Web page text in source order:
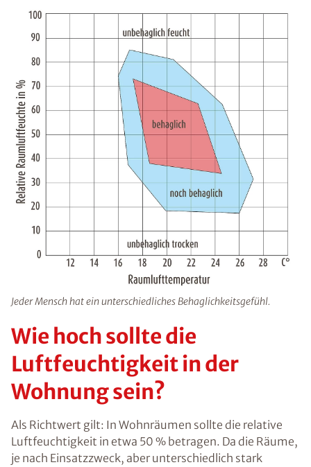
Jeder Mensch hat ein unterschiedliches Behaglichkeitsgefühl.
Wie hoch sollte die
Luftfeuchtigkeit in der
Wohnung sein?
Als Richtwert gilt: In Wohnräumen sollte die relative
Luftfeuchtigkeit in etwa 50 % betragen. Da die Räume,
je nach Einsatzzweck, aber unterschiedlich stark